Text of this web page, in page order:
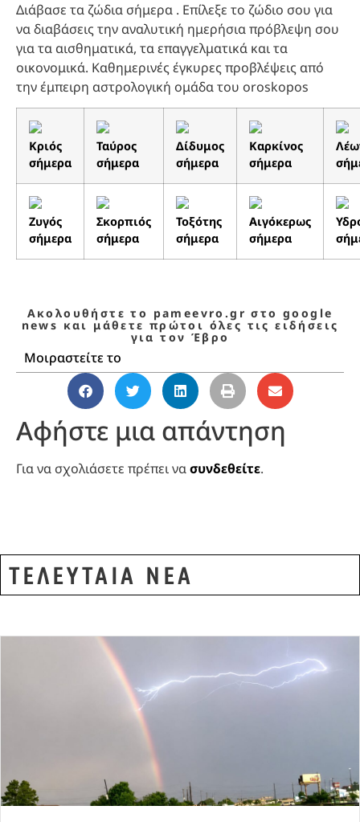
Διάβασε τα ζώδια σήμερα . Επίλεξε το ζώδιο σου για
να διαβάσεις την αναλυτική ημερήσια πρόβλεψη σου
για τα αισθηματικά, τα επαγγελματικά και τα
οικονομικά. Καθημερινές έγκυρες προβλέψεις από
την έμπειρη αστρολογική ομάδα του oroskopos
Κριός
σήμερα
Ταύρος
σήμερα
Δίδυμος
σήμερα
Καρκίνος
σήμερα
Ζυγός
σήμερα
Σκορπιός
σήμερα
Τοξότης
σήμερα
Αιγόκερως
σήμερα
Ακολουθήστε το pameevro.gr στο google
news και μάθετε πρώτοι όλες τις ειδήσεις
για τον Έβρο
Μοιραστείτε το
Αφήστε μια απάντηση
Για να σχολιάσετε πρέπει νασυνδεθείτε.
ΤΕΛΕΥΤΑΙΑ ΝΕΑ